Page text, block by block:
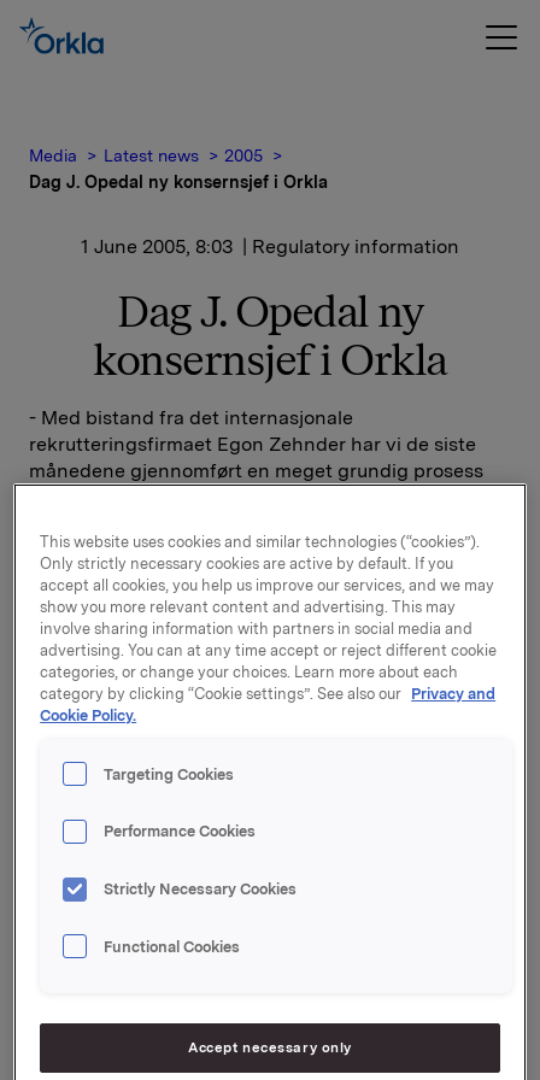
Media Latest news
2005
Dag J. Opedal ny konsernsjef i Orkla
1 June 2005, 8:03 | Regulatory information
Dag J. Opedal ny
konsernsjef i Orkla
- Med bistand fra det internasjonale
rekrutteringsfirmaet Egon Zehnder har vi de siste
månedene gjennomført en meget grundig prosess
prosessen i går kveld, og besluttet å tilby Dag J.
Opedal stillingen, sier Johan Fr. Odfjell, styreleder i
Orkla.
- Dag J. Opedal står for både kontinuitet og
fornyelse: Kontinuitet på de viktige områdene som
har gjort Orkla til en suksesshistorie, og fornyelse på
Opedal har de senere årene hatt en av de største
lederstillingene i nordisk konsumentvareindustri.
Han har i Orkla vært ansvarlig for 14.000 ansatte og
en omsetning på ca. NOK 20 milliarder med gode
personlige kvaliteter som gjør ham meget velegnet
Etter studiene arbeidet han i Dyno i fem år, og
begynte i 1989 i Nora, hvor han blant annet ble sjef
This website uses cookies and similar technologies (“cookies”).
Only strictly necessary cookies are active by default. If you
accept all cookies, you help us improve our services, and we may
show you more relevant content and advertising. This may
involve sharing information with partners in social media and
advertising. You can at any time accept or reject different cookie
categories, or change your choices. Learn more about each
category by clicking “Cookie settings”. See also our Privacy and
Cookie Policy.
Targeting Cookies
Performance Cookies
Strictly Necessary Cookies
Functional Cookies
Accept necessary only